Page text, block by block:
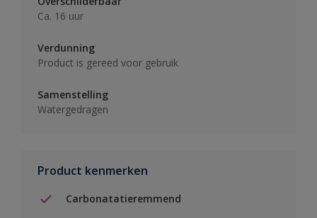
Ca. 16 uur
Verdunning
Product is gereed voor gebruik
Samenstelling
Watergedragen
Product kenmerken
Carbonatatieremmend